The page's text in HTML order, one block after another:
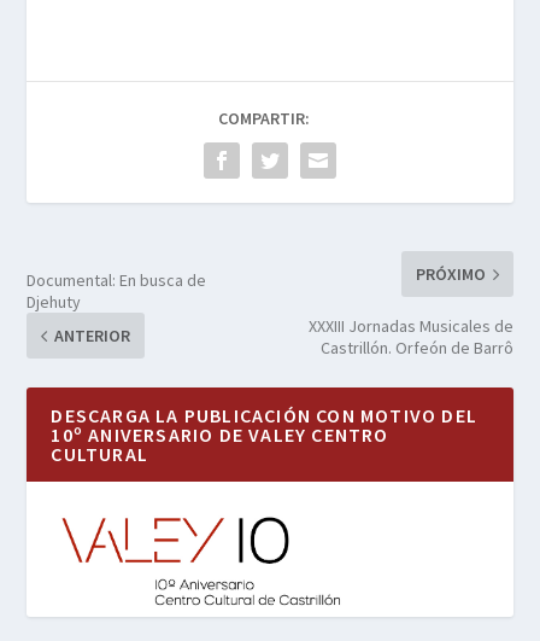
COMPARTIR:
Documental: En busca de
Djehuty
ANTERIOR
PRÓXIMO
XXXIII Jornadas Musicales de
Castrillón. Orfeón de Barrô
DESCARGA LA PUBLICACIÓN CON MOTIVO DEL
10º ANIVERSARIO DE VALEY CENTRO
CULTURAL